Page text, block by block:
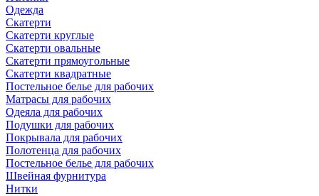
Одежда
Скатерти
Скатерти круглые
Скатерти овальные
Скатерти прямоугольные
Скатерти квадратные
Постельное белье для рабочих
Матрасы для рабочих
Одеяла для рабочих
Подушки для рабочих
Покрывала для рабочих
Полотенца для рабочих
Постельное белье для рабочих
Швейная фурнитура
Нитки